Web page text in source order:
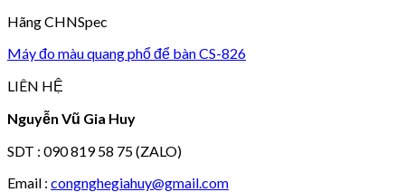
Hãng CHNSpec
Máy đo màu quang phổ để bàn CS-826
LIÊN HỆ
Nguyễn Vũ Gia Huy
SDT : 090 819 58 75 (ZALO)
Email : congnghegiahuy@gmail.com